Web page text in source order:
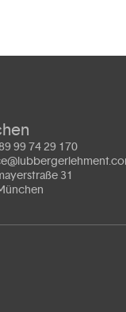
99 74 29 170
31